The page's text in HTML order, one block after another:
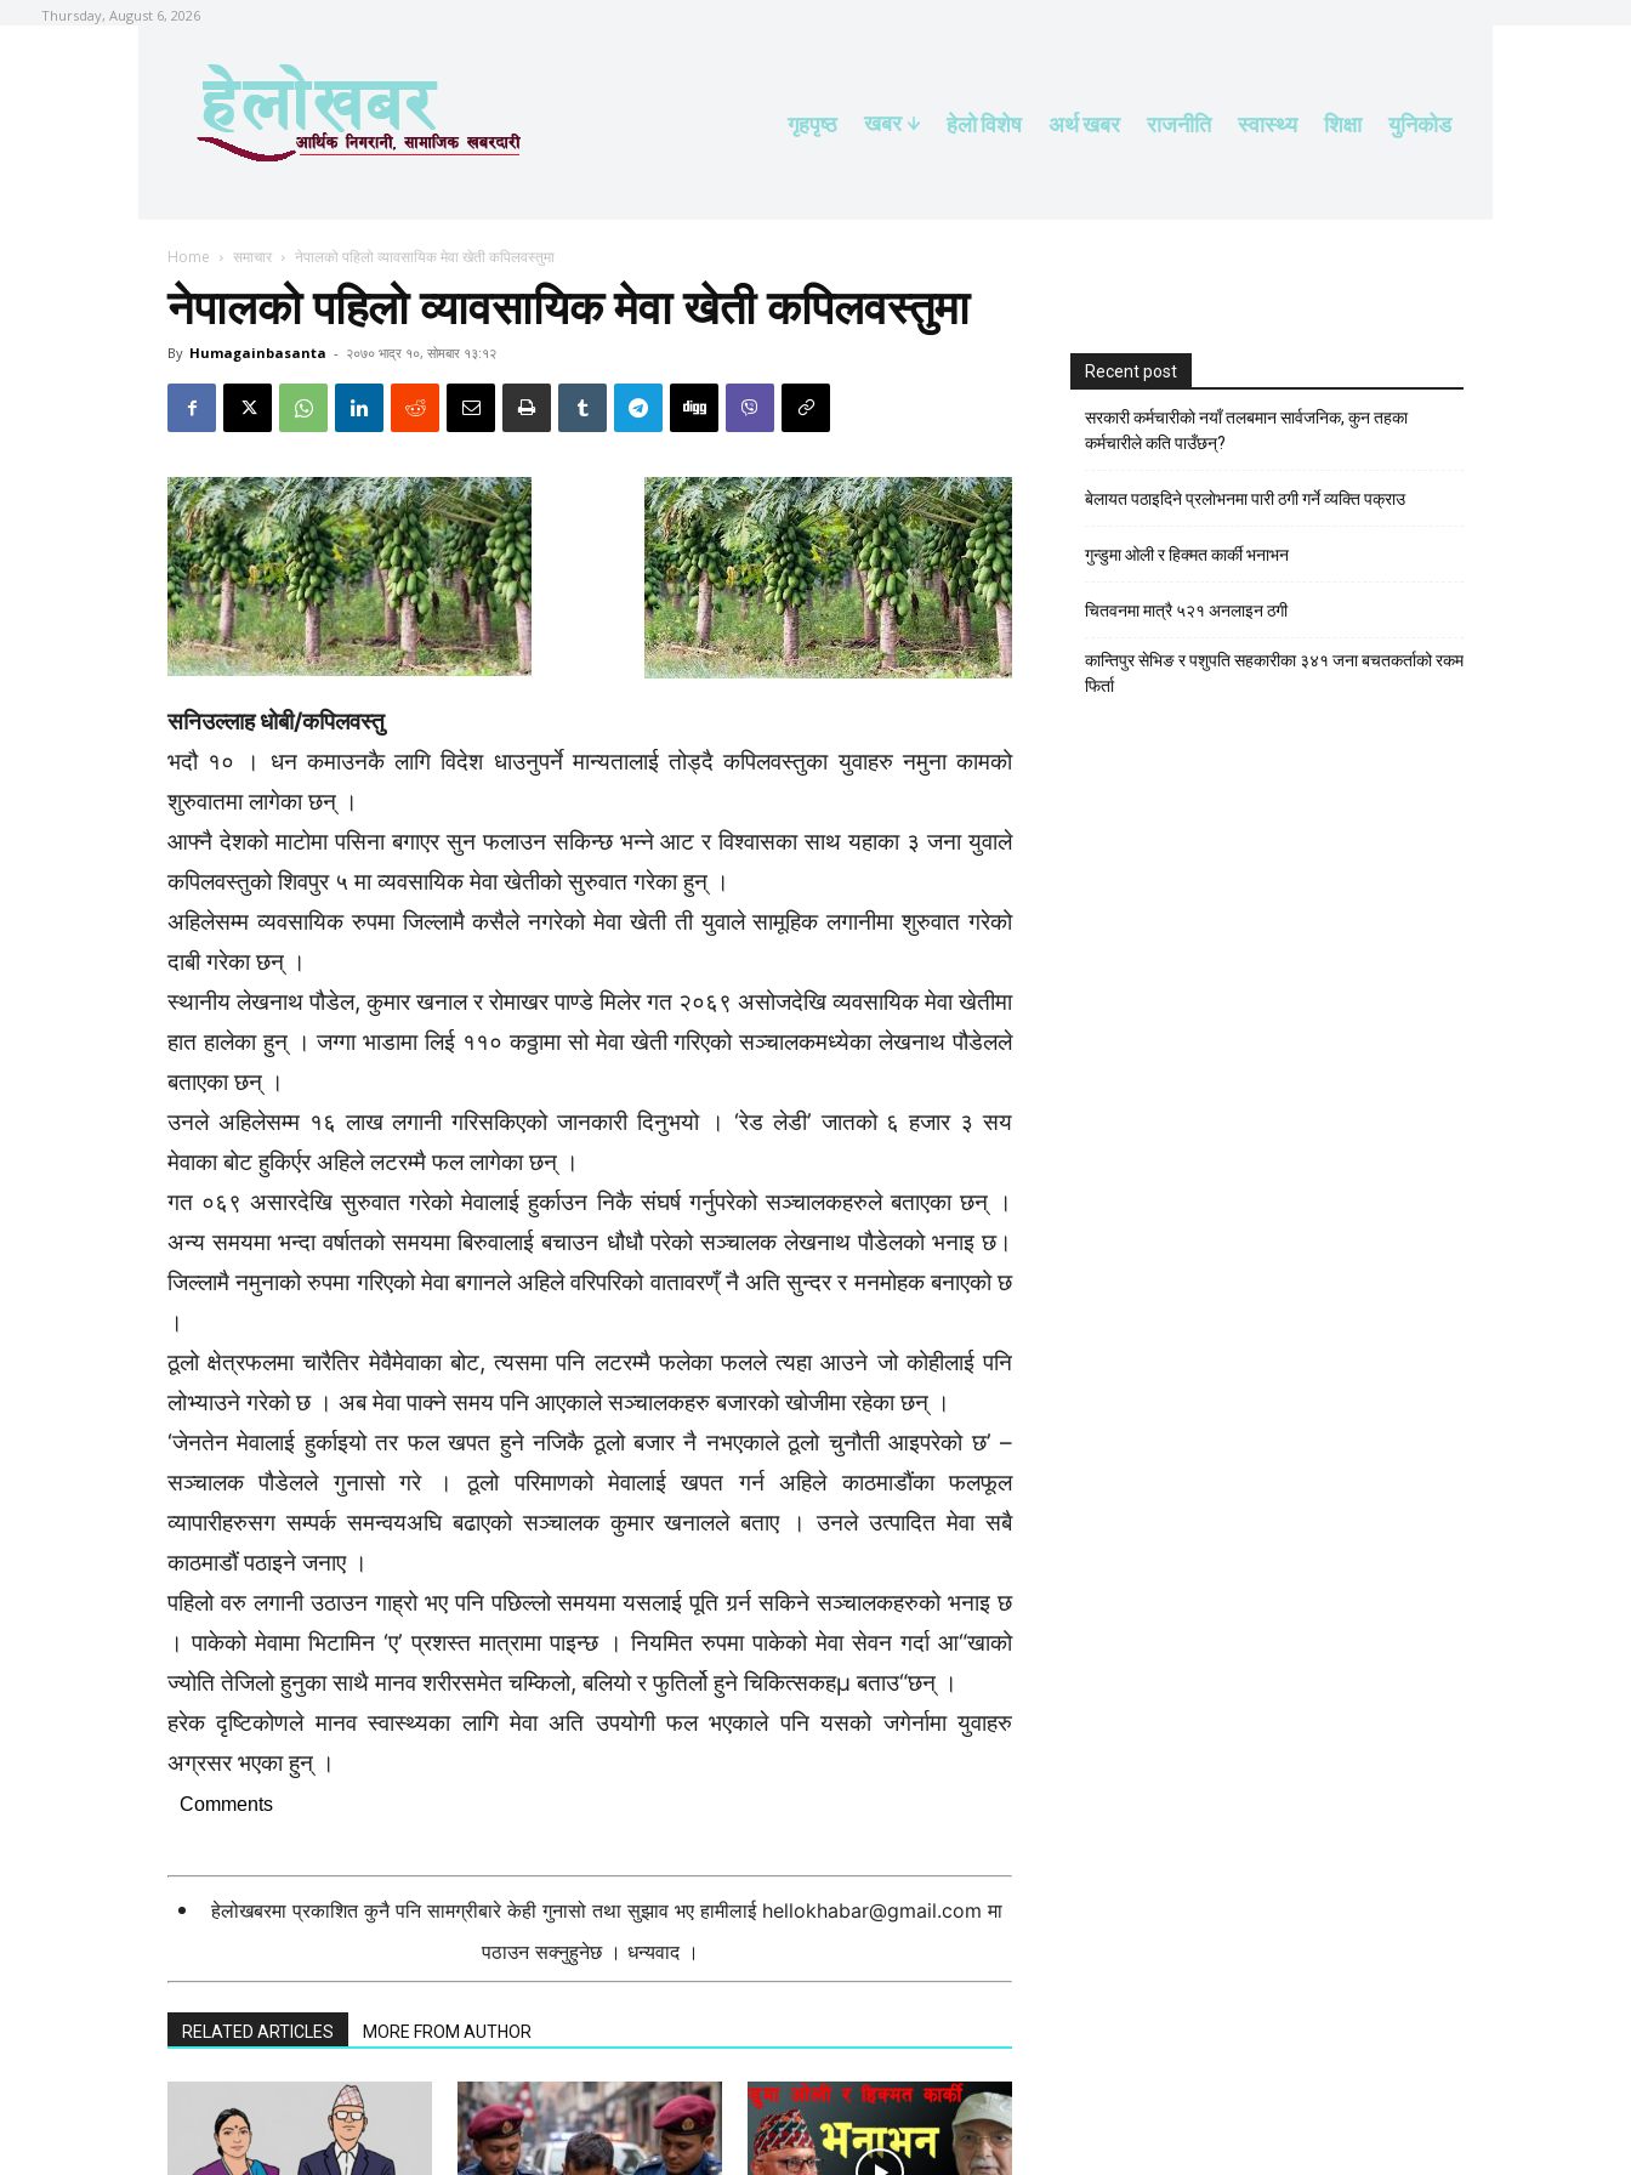
Thursday, August 6, 2026
गृहपृष्ठ खबर हेलाे विशेष अर्थ खबर राजनीति स्वास्थ्य शिक्षा युनिकोड
Home समाचार नेपालको पहिलो व्यावसायिक मेवा खेती कपिलवस्तुमा
नेपालको पहिलो व्यावसायिक मेवा खेती कपिलवस्तुमा
By Humagainbasanta - २०७० भाद्र १०, सोमबार १३:१२
सनिउल्लाह धोबी/कपिलवस्तु
भदौ १० । धन कमाउनकै लागि विदेश धाउनुपर्ने मान्यतालाई तोड्दै कपिलवस्तुका युवाहरु नमुना कामको
शुरुवातमा लागेका छन् ।
आफ्नै देशको माटोमा पसिना बगाएर सुन फलाउन सकिन्छ भन्ने आट र विश्वासका साथ यहाका ३ जना युवाले
कपिलवस्तुको शिवपुर ५ मा व्यवसायिक मेवा खेतीको सुरुवात गरेका हुन् ।
अहिलेसम्म व्यवसायिक रुपमा जिल्लामै कसैले नगरेको मेवा खेती ती युवाले सामूहिक लगानीमा शुरुवात गरेको
दाबी गरेका छन् ।
स्थानीय लेखनाथ पौडेल, कुमार खनाल र रोमाखर पाण्डे मिलेर गत २०६९ असोजदेखि व्यवसायिक मेवा खेतीमा
हात हालेका हुन् । जग्गा भाडामा लिई ११० कठ्ठामा सो मेवा खेती गरिएको सञ्चालकमध्येका लेखनाथ पौडेलले
बताएका छन् ।
उनले अहिलेसम्म १६ लाख लगानी गरिसकिएको जानकारी दिनुभयो । ‘रेड लेडी’ जातको ६ हजार ३ सय
मेवाका बोट हुकिर्एर अहिले लटरम्मै फल लागेका छन् ।
गत ०६९ असारदेखि सुरुवात गरेको मेवालाई हुर्काउन निकै संघर्ष गर्नुपरेको सञ्चालकहरुले बताएका छन् ।
अन्य समयमा भन्दा वर्षातको समयमा बिरुवालाई बचाउन धौधौ परेको सञ्चालक लेखनाथ पौडेलको भनाइ छ।
जिल्लामै नमुनाको रुपमा गरिएको मेवा बगानले अहिले वरिपरिको वातावरण्ँ नै अति सुन्दर र मनमोहक बनाएको छ
।
ठूलो क्षेत्रफलमा चारैतिर मेवैमेवाका बोट, त्यसमा पनि लटरम्मै फलेका फलले त्यहा आउने जो कोहीलाई पनि
लोभ्याउने गरेको छ । अब मेवा पाक्ने समय पनि आएकाले सञ्चालकहरु बजारको खोजीमा रहेका छन् ।
‘जेनतेन मेवालाई हुर्काइयो तर फल खपत हुने नजिकै ठूलो बजार नै नभएकाले ठूलो चुनौती आइपरेको छ’ –
सञ्चालक पौडेलले गुनासो गरे । ठूलो परिमाणको मेवालाई खपत गर्न अहिले काठमाडौंका फलफूल
व्यापारीहरुसग सम्पर्क समन्वयअघि बढाएको सञ्चालक कुमार खनालले बताए । उनले उत्पादित मेवा सबै
काठमाडौं पठाइने जनाए ।
पहिलो वरु लगानी उठाउन गाह्रो भए पनि पछिल्लो समयमा यसलाई पूति गर्र्न सकिने सञ्चालकहरुको भनाइ छ
। पाकेको मेवामा भिटामिन ‘ए’ प्रशस्त मात्रामा पाइन्छ । नियमित रुपमा पाकेको मेवा सेवन गर्दा आ“खाको
ज्योति तेजिलो हुनुका साथै मानव शरीरसमेत चम्किलो, बलियो र फुतिर्लो हुने चिकित्सकहµ बताउ“छन् ।
हरेक दृष्टिकोणले मानव स्वास्थ्यका लागि मेवा अति उपयोगी फल भएकाले पनि यसको जगेर्नामा युवाहरु
अग्रसर भएका हुन् ।
Comments
हेलोखबरमा प्रकाशित कुनै पनि सामग्रीबारे केही गुनासो तथा सुझाव भए हामीलाई hellokhabar@gmail.com मा
पठाउन सक्नुहुनेछ । धन्यवाद ।
RELATED ARTICLES MORE FROM AUTHOR
Recent post
सरकारी कर्मचारीकाे नयाँ तलबमान सार्वजनिक, कुन तहका
कर्मचारीले कति पाउँछन्?
बेलायत पठाइदिने प्रलाेभनमा पारी ठगी गर्ने व्यक्ति पक्राउ
गुन्डुमा ओली र हिक्मत कार्की भनाभन
चितवनमा मात्रै ५२१ अनलाइन ठगी
कान्तिपुर सेभिङ र पशुपति सहकारीका ३४१ जना बचतकर्ताको रकम
फिर्ता